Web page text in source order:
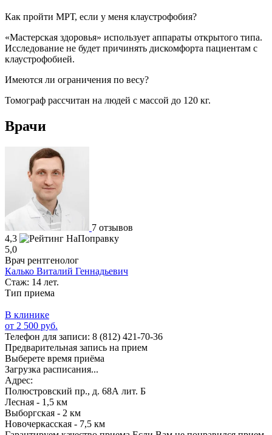
Как пройти МРТ, если у меня клаустрофобия?
«Мастерская здоровья» использует аппараты открытого типа.
Исследование не будет причинять дискомфорта пациентам с
клаустрофобией.
Имеются ли ограничения по весу?
Томограф рассчитан на людей с массой до 120 кг.
Врачи
7 отзывов
4,3
5,0
Врач рентгенолог
Калько Виталий Геннадьевич
Стаж: 14 лет.
Тип приема
В клинике
от 2 500 руб.
Телефон для записи: 8 (812) 421-70-36
Предварительная запись на прием
Выберете время приёма
Загрузка расписания...
Адрес:
Полюстровский пр., д. 68А лит. Б
Лесная - 1,5 км
Выборгская - 2 км
Новочеркасская - 7,5 км